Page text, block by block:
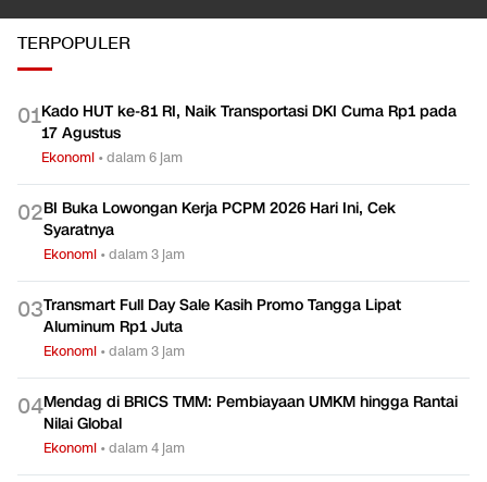
TERPOPULER
01Kado HUT ke-81 RI, Naik Transportasi DKI Cuma Rp1 pada
17 Agustus
Ekonomi •dalam 6 jam
02BI Buka Lowongan Kerja PCPM 2026 Hari Ini, Cek
Syaratnya
Ekonomi •dalam 3 jam
03Transmart Full Day Sale Kasih Promo Tangga Lipat
Aluminum Rp1 Juta
Ekonomi •dalam 3 jam
04Mendag di BRICS TMM: Pembiayaan UMKM hingga Rantai
Nilai Global
Ekonomi •dalam 4 jam